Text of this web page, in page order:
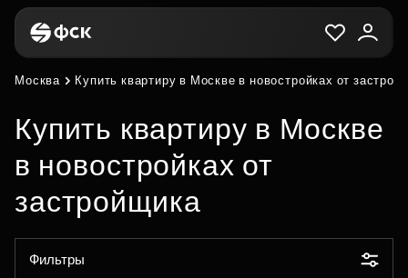
Москва Купить квартиру в Москве в новостройках от
Купить квартиру в Москве
в новостройках от
застройщика
Фильтры